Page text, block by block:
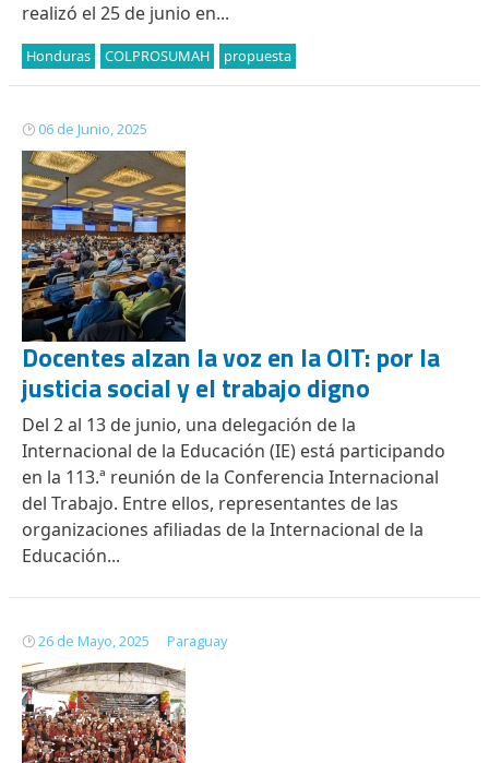
realizó el 25 de junio en...
Honduras COLPROSUMAH propuesta
06 de Junio, 2025
Docentes alzan la voz en la OIT: por la
justicia social y el trabajo digno
Del 2 al 13 de junio, una delegación de la
Internacional de la Educación (IE) está participando
en la 113.ª reunión de la Conferencia Internacional
del Trabajo. Entre ellos, representantes de las
organizaciones afiliadas de la Internacional de la
Educación...
26 de Mayo, 2025 Paraguay